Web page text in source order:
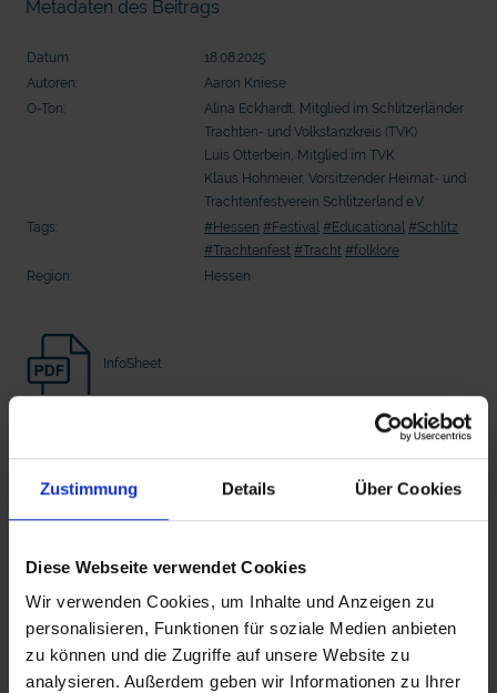
Zustimmung Details Über Cookies
Diese Webseite verwendet Cookies
Wir verwenden Cookies, um Inhalte und Anzeigen zu
personalisieren, Funktionen für soziale Medien anbieten
zu können und die Zugriffe auf unsere Website zu
analysieren. Außerdem geben wir Informationen zu Ihrer
20 Ehrenamtliche bauen eine Waldkugelbahn
mit epd Text
epd erklärt: Tag der Arbeit
Metadaten des Beitrags
Datum:
18.08.2025
Autoren:
Aaron Kniese
O-Ton:
Alina Eckhardt, Mitglied im Schlitzerländer
Trachten- und Volkstanzkreis (TVK)
Luis Otterbein, Mitglied im TVK
Klaus Hohmeier, Vorsitzender Heimat- und
Trachtenfestverein Schlitzerland e.V.
Tags:
#Hessen #Festival #Educational #Schlitz
#Trachtenfest #Tracht #folklore
Region:
Hessen
InfoSheet
Vollversion
iT_Trachtenfest_epd
CLEAN_Trachtenfest_epd